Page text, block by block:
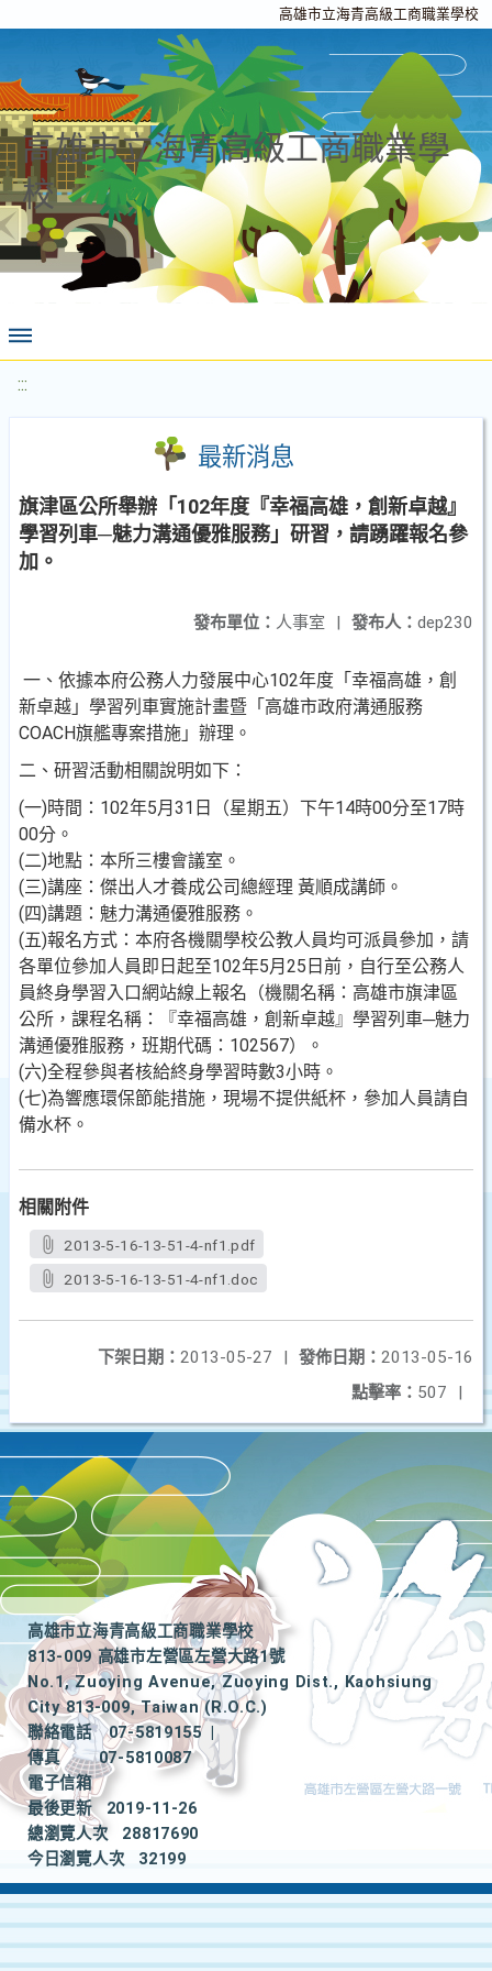
高雄市立海青高級工商職業學校
高雄市立海青高級工商職業學
校
:::
最新消息
旗津區公所舉辦「102年度『幸福高雄，創新卓越』
學習列車─魅力溝通優雅服務」研習，請踴躍報名參
加。
發布人： dep230
發布單位： 人事室 |
一、依據本府公務人力發展中心102年度「幸福高雄，創
新卓越」學習列車實施計畫暨「高雄市政府溝通服務
COACH旗艦專案措施」辦理。
二、研習活動相關說明如下：
(一)時間：102年5月31日（星期五）下午14時00分至17時
00分。
(二)地點：本所三樓會議室。
(三)講座：傑出人才養成公司總經理 黃順成講師。
(四)講題：魅力溝通優雅服務。
(五)報名方式：本府各機關學校公教人員均可派員參加，請
各單位參加人員即日起至102年5月25日前，自行至公務人
員終身學習入口網站線上報名（機關名稱：高雄市旗津區
公所，課程名稱：『幸福高雄，創新卓越』學習列車─魅力
溝通優雅服務，班期代碼：102567）。
(六)全程參與者核給終身學習時數3小時。
(七)為響應環保節能措施，現場不提供紙杯，參加人員請自
備水杯。
相關附件
2013-5-16-13-51-4-nf1.pdf
2013-5-16-13-51-4-nf1.doc
發佈日期： 2013-05-16
下架日期： 2013-05-27
|
點擊率： 507 |
高雄市立海青高級工商職業學校
813-009 高雄市左營區左營大路1號
No.1, Zuoying Avenue, Zuoying Dist., Kaohsiung
City 813-009, Taiwan (R.O.C.)
聯絡電話
07-5819155
|
傳真
07-5810087
電子信箱
最後更新
2019-11-26
總瀏覽人次
28817690
今日瀏覽人次
32199